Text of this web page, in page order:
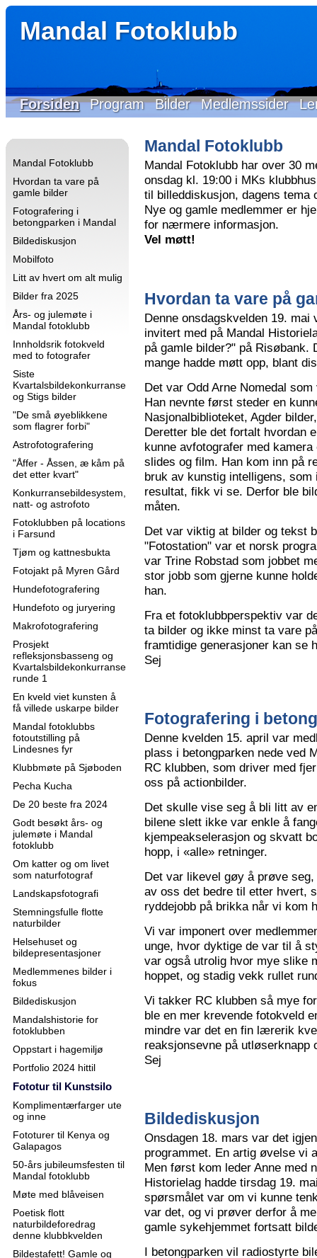
Mandal Fotoklubb
Forsiden Program Bilder Medlemssider
Mandal Fotoklubb
Hvordan ta vare på
gamle bilder
Fotografering i
betongparken i Mandal
Bildediskusjon
Mobilfoto
Litt av hvert om alt mulig
Bilder fra 2025
Års- og julemøte i
Mandal fotoklubb
Innholdsrik fotokveld
med to fotografer
Siste
Kvartalsbildekonkurranse
og Stigs bilder
"De små øyeblikkene
som flagrer forbi"
Astrofotografering
"Åffer - Åssen, æ kåm på
det etter kvart"
Konkurransebildesystem,
natt- og astrofoto
Fotoklubben på locations
i Farsund
Tjøm og kattnesbukta
Fotojakt på Myren Gård
Hundefotografering
Hundefoto og juryering
Makrofotografering
Prosjekt
refleksjonsbasseng og
Kvartalsbildekonkurranse
runde 1
En kveld viet kunsten å
få villede uskarpe bilder
Mandal fotoklubbs
fotoutstilling på
Lindesnes fyr
Klubbmøte på Sjøboden
Pecha Kucha
De 20 beste fra 2024
Godt besøkt års- og
julemøte i Mandal
fotoklubb
Om katter og om livet
som naturfotograf
Landskapsfotografi
Stemningsfulle flotte
naturbilder
Helsehuset og
bildepresentasjoner
Medlemmenes bilder i
fokus
Bildediskusjon
Mandalshistorie for
fotoklubben
Oppstart i hagemiljø
Portfolio 2024 hittil
Fototur til Kunstsilo
Komplimentærfarger ute
og inne
Fototurer til Kenya og
Galapagos
50-års jubileumsfesten til
Mandal fotoklubb
Møte med blåveisen
Poetisk flott
naturbildeforedrag
denne klubbkvelden
Bildestafett! Gamle og
Mandal Fotoklubb
Mandal Fotoklubb har over 30
onsdag kl. 19:00 i MKs
til billeddiskusjon, dagens
Nye og gamle medlemmer er
for nærmere informasjon.
Vel møtt!
Hvordan ta vare på
Denne onsdagskvelden 19.
invitert med på Mandal
på gamle bilder?" på
mange hadde møtt opp, blant
Det var Odd Arne Nomedal
Han nevnte først steder en
Nasjonalbiblioteket, Agder
Deretter ble det fortalt hvordan
kunne avfotografer med
slides og film. Han kom inn på
bruk av kunstig intelligens,
resultat, fikk vi se. Derfor ble
måten.
Det var viktig at bilder og tekst
"Fotostation" var et norsk
var Trine Robstad som jobbet
stor jobb som gjerne kunne
han.
Fra et fotoklubbperspektiv var
ta bilder og ikke minst ta vare
framtidige generasjoner kan se
Sej
Fotografering i
Denne kvelden 15. april var
plass i betongparken nede ved
RC klubben, som driver med
oss på actionbilder.
Det skulle vise seg å bli litt av
bilene slett ikke var enkle å
kjempeakselerasjon og skvatt
hopp, i «alle» retninger.
Det var likevel gøy å prøve
av oss det bedre til etter hvert,
ryddejobb på brikka når vi kom
Vi var imponert over
unge, hvor dyktige de var til å
var også utrolig hvor mye slike
hoppet, og stadig vekk rullet
Vi takker RC klubben så mye
ble en mer krevende fotokveld
mindre var det en fin lærerik
reaksjonsevne på utløserknapp
Sej
Bildediskusjon
Onsdagen 18. mars var det
programmet. En artig øvelse vi
Men først kom leder Anne med
Historielag hadde tirsdag 19.
spørsmålet var om vi kunne
var det, og vi prøver derfor å
gamle sykehjemmet fortsatt
I betongparken vil radiostyrte